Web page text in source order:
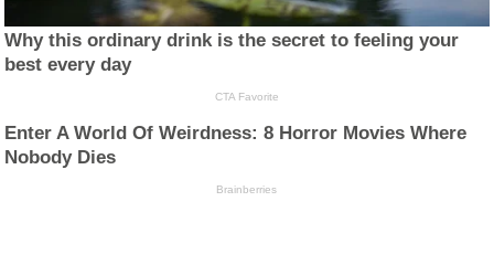
Why this ordinary drink is the secret to feeling your
best every day
CTA Favorite
Enter A World Of Weirdness: 8 Horror Movies Where
Nobody Dies
Brainberries